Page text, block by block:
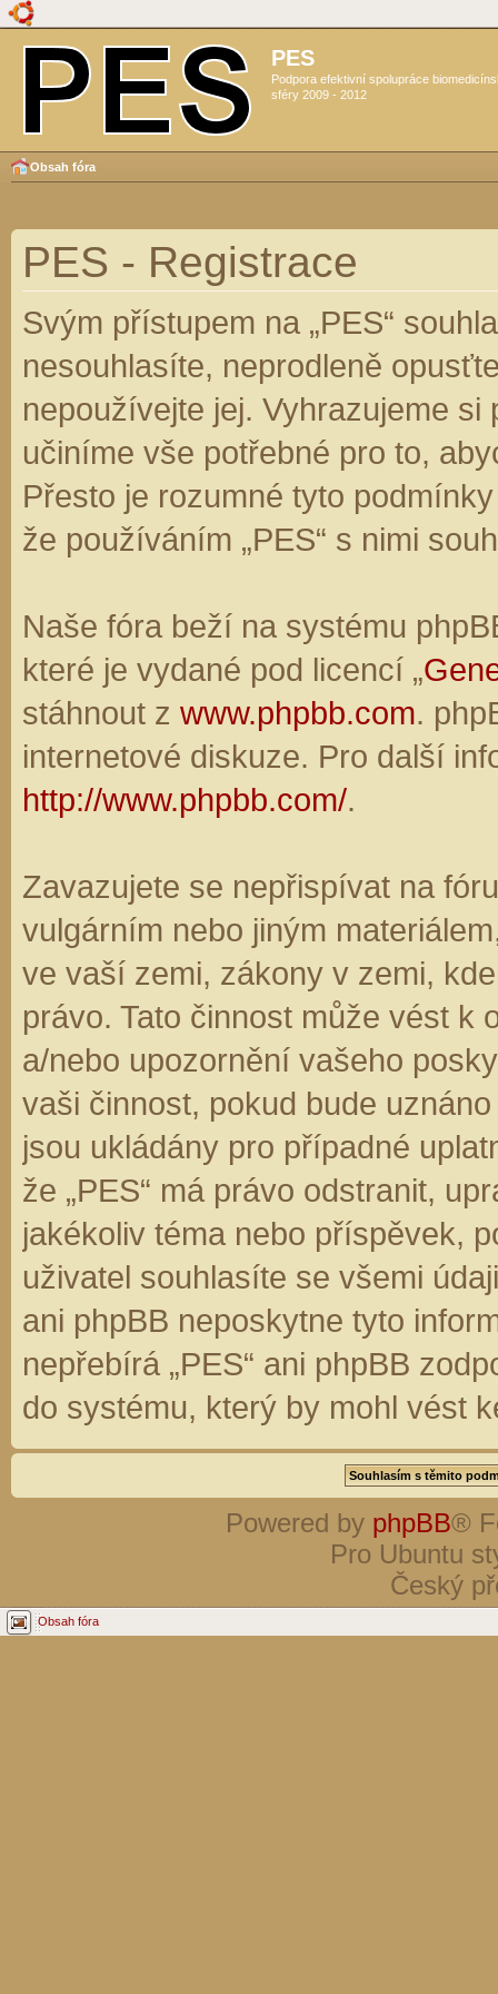
PES
Podpora efektivní spolupráce
sféry 2009 - 2012
Obsah fóra
PES - Registrace
Svým přístupem na „PES“
nesouhlasíte, neprodleně
nepoužívejte jej. Vyhrazujeme
učiníme vše potřebné pro to,
Přesto je rozumné tyto
že používáním „PES“ s nimi
Naše fóra beží na systému
které je vydané pod licencí „
stáhnout z www.phpbb.com.
internetové diskuze. Pro další
http://www.phpbb.com/.
Zavazujete se nepřispívat na
vulgárním nebo jiným
ve vaší zemi, zákony v zemi,
právo. Tato činnost může vést k
a/nebo upozornění vašeho
vaši činnost, pokud bude
jsou ukládány pro případné
že „PES“ má právo odstranit,
jakékoliv téma nebo příspěvek,
uživatel souhlasíte se všemi
ani phpBB neposkytne tyto
nepřebírá „PES“ ani phpBB
do systému, který by mohl vést
Powered by phpBB®
Pro Ubuntu
Český
Obsah fóra